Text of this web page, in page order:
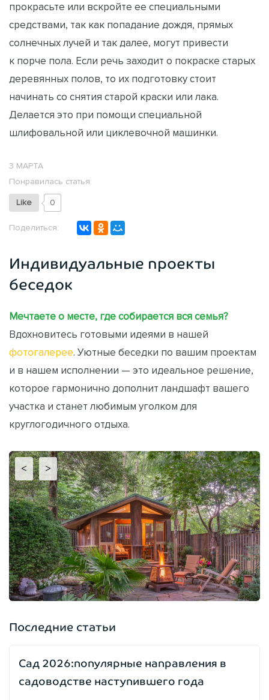
прокрасьте или вскройте ее специальными
средствами, так как попадание дождя, прямых
солнечных лучей и так далее, могут привести
к порче пола. Если речь заходит о покраске старых
деревянных полов, то их подготовку стоит
начинать со снятия старой краски или лака.
Делается это при помощи специальной
шлифовальной или циклевочной машинки.
3 МАРТА
Понравилась статья:
Like 0
Поделиться:
Индивидуальные проекты
беседок
Мечтаете о месте, где собирается вся семья?
Вдохновитесь готовыми идеями в нашей
фотогалерее. Уютные беседки по вашим проектам
и в нашем исполнении — это идеальное решение,
которое гармонично дополнит ландшафт вашего
участка и станет любимым уголком для
круглогодичного отдыха.
< >
Последние статьи
Сад 2026:популярные направления в
садоводстве наступившего года